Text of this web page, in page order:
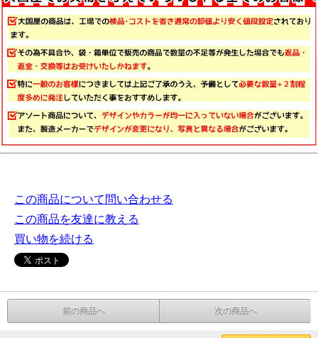
この商品について問い合わせる
この商品を友達に教える
買い物を続ける
前の商品へ 次の商品へ